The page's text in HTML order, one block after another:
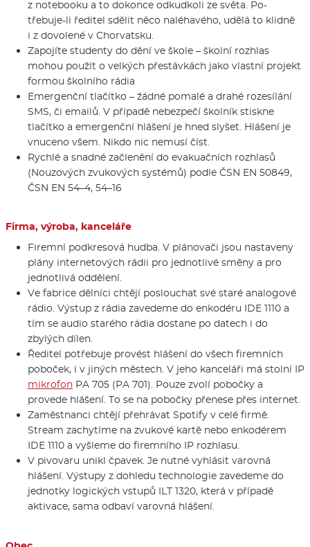
z notebooku a to dokonce odkudkoli ze světa. Po-
třebuje-li ředitel sdělit něco naléhavého, udělá to klidně
i z dovolené v Chorvatsku.
Zapojíte studenty do dění ve škole – školní rozhlas
mohou použít o velkých přestávkách jako vlastní projekt
formou školního rádia
Emergenční tlačítko – žádné pomalé a drahé rozesílání
SMS, či emailů. V případě nebezpečí školník stiskne
tlačítko a emergenční hlášení je hned slyšet. Hlášení je
vnuceno všem. Nikdo nic nemusí číst.
Rychlé a snadné začlenění do evakuačních rozhlasů
(Nouzových zvukových systémů) podle ČSN EN 50849,
ČSN EN 54–4, 54–16
Firma, výroba, kanceláře
Firemní podkresová hudba. V plánovači jsou nastaveny
plány internetových rádii pro jednotlivé směny a pro
jednotlivá oddělení.
Ve fabrice dělníci chtějí poslouchat své staré analogové
rádio. Výstup z rádia zavedeme do enkodéru IDE 1110 a
tím se audio starého rádia dostane po datech i do
zbylých dílen.
Ředitel potřebuje provést hlášení do všech firemních
poboček, i v jiných městech. V jeho kanceláři má stolní IP
mikrofon PA 705 (PA 701). Pouze zvolí pobočky a
provede hlášení. To se na pobočky přenese přes internet.
Zaměstnanci chtějí přehrávat Spotify v celé firmě.
Stream zachytíme na zvukové kartě nebo enkodérem
IDE 1110 a vyšleme do firemního IP rozhlasu.
V pivovaru unikl čpavek. Je nutné vyhlásit varovná
hlášení. Výstupy z dohledu technologie zavedeme do
jednotky logických vstupů ILT 1320, která v případě
aktivace, sama odbaví varovná hlášení.